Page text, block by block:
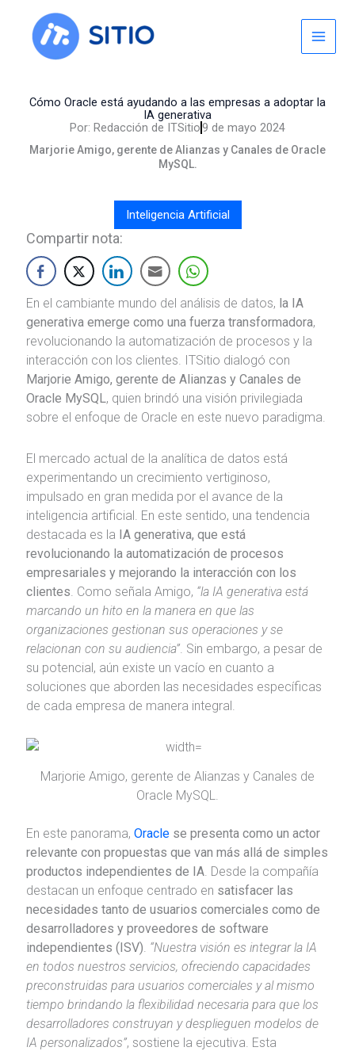
content
Cómo Oracle está ayudando a las empresas a adoptar la
IA generativa
Por: Redacción de ITSitio9 de mayo 2024
Marjorie Amigo, gerente de Alianzas y Canales de Oracle
MySQL.
Inteligencia Artificial
Compartir nota:
En el cambiante mundo del análisis de datos, la IA
generativa emerge como una fuerza transformadora,
revolucionando la automatización de procesos y la
interacción con los clientes. ITSitio dialogó con
Marjorie Amigo, gerente de Alianzas y Canales de
Oracle MySQL, quien brindó una visión privilegiada
sobre el enfoque de Oracle en este nuevo paradigma.
El mercado actual de la analítica de datos está
experimentando un crecimiento vertiginoso,
impulsado en gran medida por el avance de la
inteligencia artificial. En este sentido, una tendencia
destacada es la IA generativa, que está
revolucionando la automatización de procesos
empresariales y mejorando la interacción con los
clientes . Como señala Amigo, “la IA generativa está
marcando un hito en la manera en que las
organizaciones gestionan sus operaciones y se
relacionan con su audiencia”. Sin embargo, a pesar de
su potencial, aún existe un vacío en cuanto a
soluciones que aborden las necesidades específicas
de cada empresa de manera integral.
Marjorie Amigo, gerente de Alianzas y Canales de
Oracle MySQL.
En este panorama, Oraclese presenta como un actor
relevante con propuestas que van más allá de simples
productos independientes de IA. Desde la compañía
destacan un enfoque centrado en satisfacer las
necesidades tanto de usuarios comerciales como de
desarrolladores y proveedores de software
independientes (ISV) “Nuestra visión es integrar la IA
en todos nuestros servicios, ofreciendo capacidades
preconstruidas para usuarios comerciales y al mismo
tiempo brindando la flexibilidad necesaria para que los
desarrolladores construyan y desplieguen modelos de
IA personalizados”, sostiene la ejecutiva. Esta